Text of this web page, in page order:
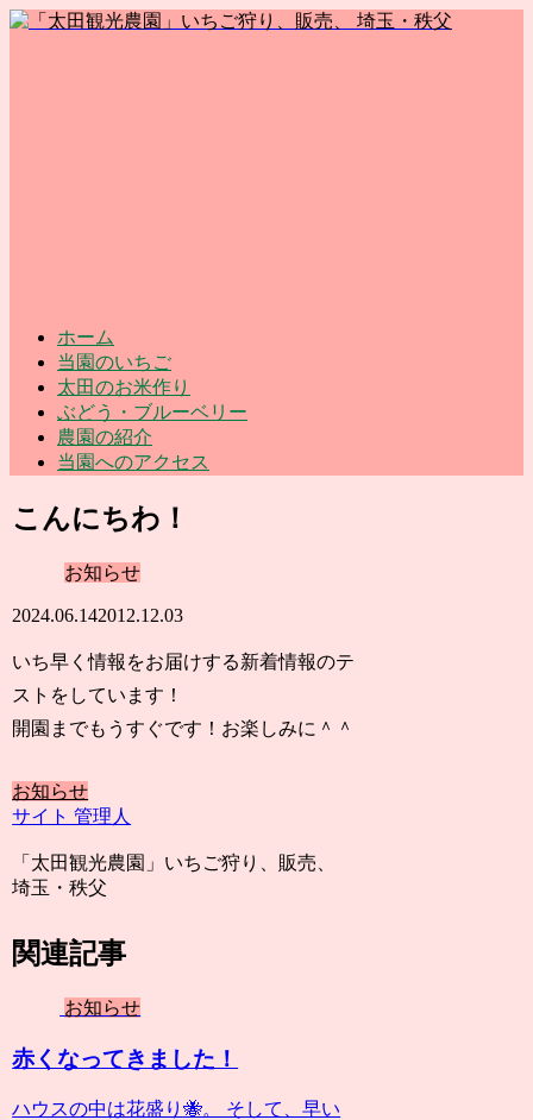
ホーム
当園のいちご
太田のお米作り
ぶどう・ブルーベリー
農園の紹介
当園へのアクセス
こんにちわ！
お知らせ
2024.06.142012.12.03
いち早く情報をお届けする新着情報のテ
ストをしています！
開園までもうすぐです！お楽しみに＾＾
お知らせ
サイト 管理人
「太田観光農園」いちご狩り、販売、
埼玉・秩父
関連記事
お知らせ
赤くなってきました！
ハウスの中は花盛り🐝。 そして、早い